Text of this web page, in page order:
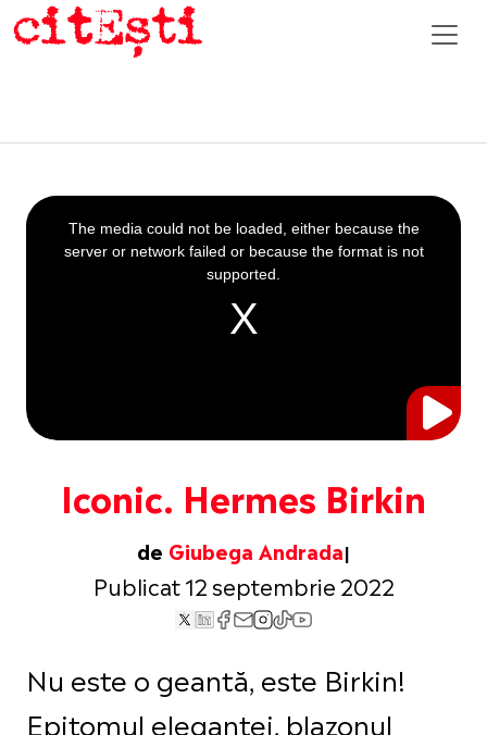
Iconic. Hermes Birkin
de Giubega Andrada
Publicat 12 septembrie 2022
This
is
a
The media could not be loaded, either because the
server or network failed or because the format is not
supported.
Nu este o geantă, este Birkin!
Epitomul eleganței, blazonul